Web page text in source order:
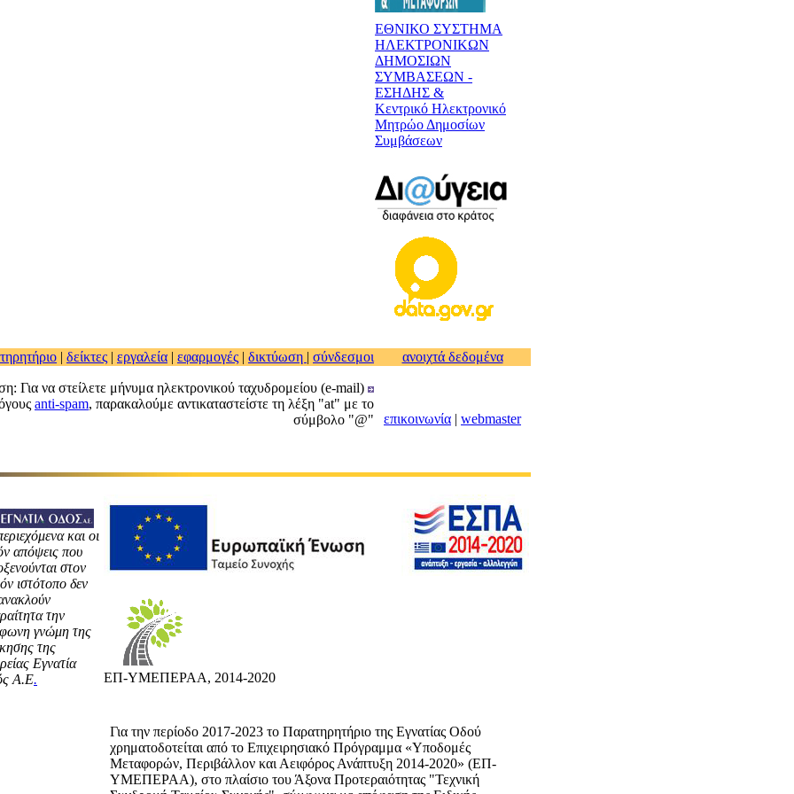
ΕΘΝΙΚΟ ΣΥΣΤΗΜΑ
ΗΛΕΚΤΡΟΝΙΚΩΝ
ΔΗΜΟΣΙΩΝ
ΣΥΜΒΑΣΕΩΝ -
ΕΣΗΔΗΣ &
Κεντρικό Ηλεκτρονικό
Μητρώο Δημοσίων
Συμβάσεων
| δείκτες | εργαλεία | εφαρμογές | δικτύωση | σύνδεσμοι ανοιχτά δεδομένα
Για να στείλετε μήνυμα ηλεκτρονικού ταχυδρομείου (e-mail)
anti-spam, παρακαλούμε αντικαταστείστε τη λέξη "at" με το
σύμβολο "@"
επικοινωνία | webmaster
και οι
απόψεις που
στον
ιστότοπο δεν
την
γνώμη της
της
Εγνατία
Α.Ε. ΕΠ-ΥΜΕΠΕΡΑΑ, 2014-2020
Για την περίοδο 2017-2023 το Παρατηρητήριο της Εγνατίας Οδού
χρηματοδοτείται από το Επιχειρησιακό Πρόγραμμα «Υποδομές
Μεταφορών, Περιβάλλον και Αειφόρος Ανάπτυξη 2014-2020» (ΕΠ-
ΥΜΕΠΕΡΑΑ), στο πλαίσιο του Άξονα Προτεραιότητας "Τεχνική